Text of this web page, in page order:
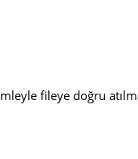
fileye doğru